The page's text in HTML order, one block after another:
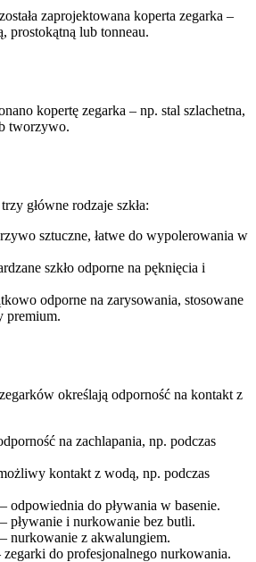
zaprojektowana koperta zegarka –
prostokątną lub tonneau.
kopertę zegarka – np. stal szlachetna,
tworzywo.
główne rodzaje szkła:
sztuczne, łatwe do wypolerowania w
szkło odporne na pęknięcia i
odporne na zarysowania, stosowane
premium.
określają odporność na kontakt z
na zachlapania, np. podczas
kontakt z wodą, np. podczas
– odpowiednia do pływania w basenie.
– pływanie i nurkowanie bez butli.
– nurkowanie z akwalungiem.
zegarki do profesjonalnego nurkowania.